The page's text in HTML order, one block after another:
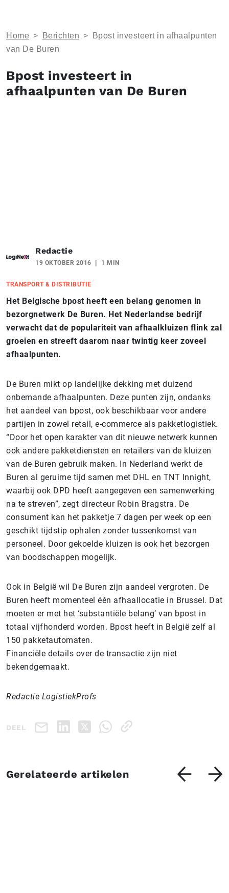
Home > Berichten >
Bpost investeert in afhaalpunten
van De Buren
Bpost investeert in
afhaalpunten van De Buren
Redactie
19 OKTOBER 2016 1 MIN
TRANSPORT & DISTRIBUTIE
Het Belgische bpost heeft een belang genomen in
bezorgnetwerk De Buren. Het Nederlandse bedrijf
verwacht dat de populariteit van afhaalkluizen flink zal
groeien en streeft daarom naar twintig keer zoveel
afhaalpunten.
De Buren mikt op landelijke dekking met duizend
onbemande afhaalpunten. Deze punten zijn, ondanks
het aandeel van bpost, ook beschikbaar voor andere
partijen in zowel retail, e-commerce als pakketlogistiek.
“Door het open karakter van dit nieuwe netwerk kunnen
ook andere pakketdiensten en retailers van de kluizen
van de Buren gebruik maken. In Nederland werkt de
Buren al geruime tijd samen met DHL en TNT Innight,
waarbij ook DPD heeft aangegeven een samenwerking
na te streven”, zegt directeur Robin Bragstra. De
consument kan het pakketje 7 dagen per week op een
geschikt tijdstip ophalen zonder tussenkomst van
personeel. Door gekoelde kluizen is ook het bezorgen
van boodschappen mogelijk.
Ook in België wil De Buren zijn aandeel vergroten. De
Buren heeft momenteel één afhaallocatie in Brussel. Dat
moeten er met het ‘substantiële belang’ van bpost in
totaal vijfhonderd worden. Bpost heeft in België zelf al
150 pakketautomaten.
Financiële details over de transactie zijn niet
bekendgemaakt.
Redactie LogistiekProfs
DEEL
Gerelateerde artikelen